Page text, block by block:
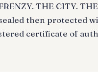
THE CITY.
then protected
certificate of